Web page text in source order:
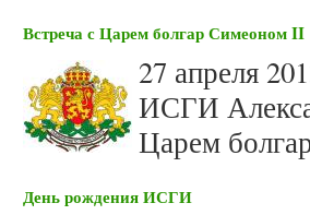
Встреча с Царем болгар Симеоном II
27 апреля
ИСГИ
Царем
День рождения ИСГИ